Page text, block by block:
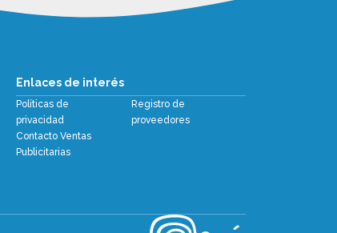
Enlaces de interés
Políticas de
privacidad
Registro de
proveedores
Contacto Ventas
Publicitarias